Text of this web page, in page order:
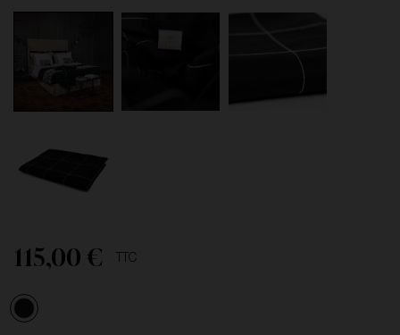
115,00 € TTC
Noir